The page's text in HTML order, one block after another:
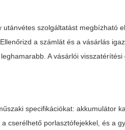
szolgáltatást megbízható
a számlát és a vásárlás
A vásárlói
specifikációkat: akkumulátor
cserélhető porlasztófejekkel, és a